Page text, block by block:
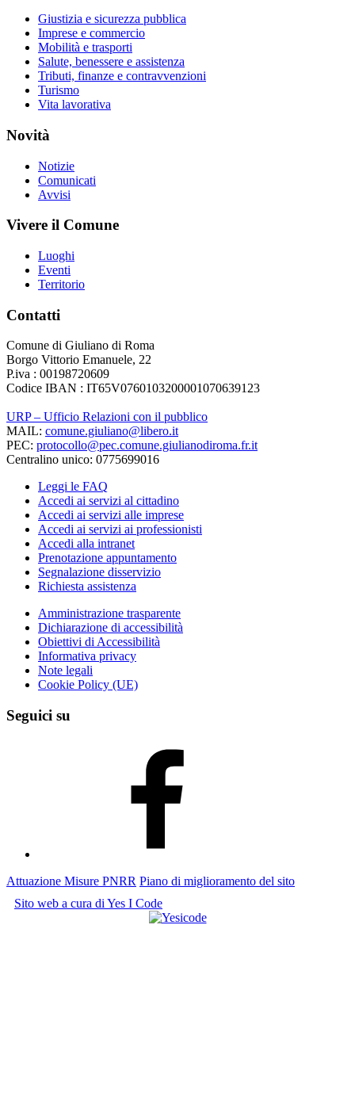
Giustizia e sicurezza pubblica
Imprese e commercio
Mobilità e trasporti
Salute, benessere e assistenza
Tributi, finanze e contravvenzioni
Turismo
Vita lavorativa
Novità
Notizie
Comunicati
Avvisi
Vivere il Comune
Luoghi
Eventi
Territorio
Contatti
Comune di Giuliano di Roma
Borgo Vittorio Emanuele, 22
P.iva : 00198720609
Codice IBAN : IT65V0760103200001070639123
URP – Ufficio Relazioni con il pubblico
MAIL: comune.giuliano@libero.it
PEC: protocollo@pec.comune.giulianodiroma.fr.it
Centralino unico: 0775699016
Leggi le FAQ
Accedi ai servizi al cittadino
Accedi ai servizi alle imprese
Accedi ai servizi ai professionisti
Accedi alla intranet
Prenotazione appuntamento
Segnalazione disservizio
Richiesta assistenza
Amministrazione trasparente
Dichiarazione di accessibilità
Obiettivi di Accessibilità
Informativa privacy
Note legali
Cookie Policy (UE)
Seguici su
Attuazione Misure PNRR Piano di miglioramento del sito
Sito web a cura di Yes I Code